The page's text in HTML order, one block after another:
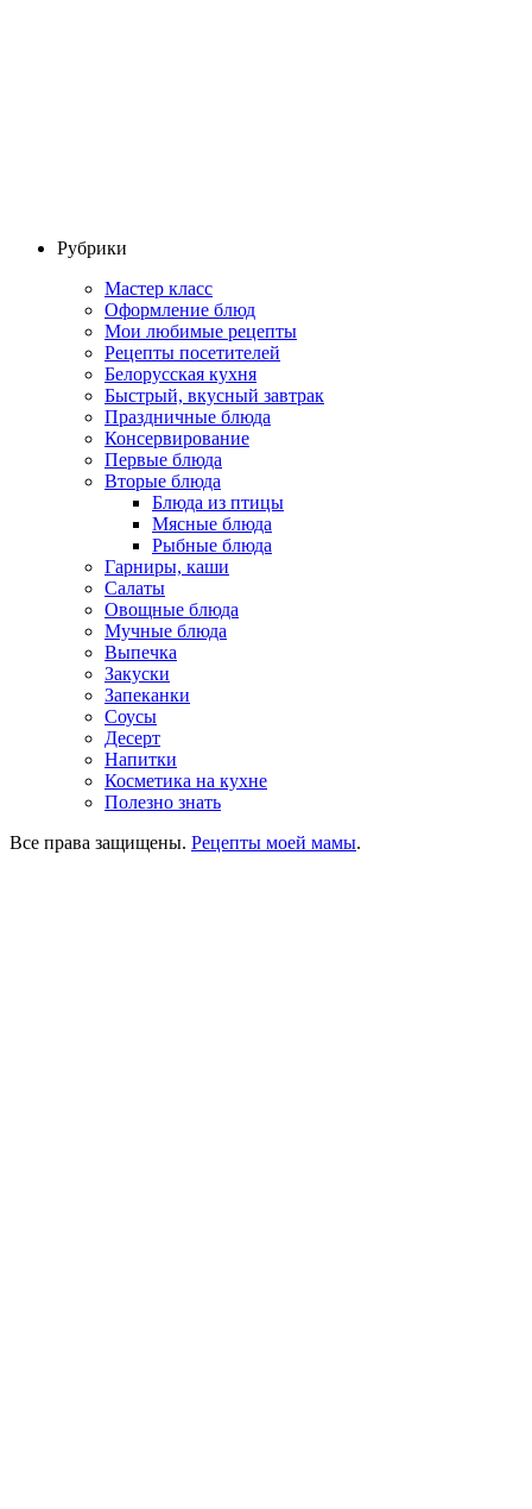
Рубрики
Мастер класс
Оформление блюд
Мои любимые рецепты
Рецепты посетителей
Белорусская кухня
Быстрый, вкусный завтрак
Праздничные блюда
Консервирование
Первые блюда
Вторые блюда
Блюда из птицы
Мясные блюда
Рыбные блюда
Гарниры, каши
Салаты
Овощные блюда
Мучные блюда
Выпечка
Закуски
Запеканки
Соусы
Десерт
Напитки
Косметика на кухне
Полезно знать
Все права защищены. Рецепты моей мамы.